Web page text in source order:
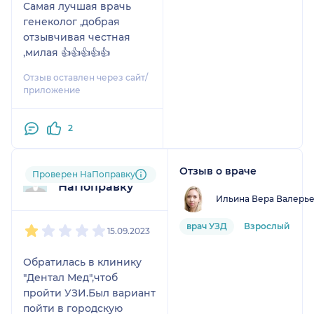
Самая лучшая врачь
генеколог ,добрая
отзывчивая честная
,милая 👍👍👍👍👍
Отзыв оставлен через сайт/
приложение
2
Пользователь
НаПоправку
Проверен НаПоправку
15.09.2023
Обратилась в клинику
"Дентал Мед",чтоб
пройти УЗИ.Был вариант
пойти в городскую
Отзыв о враче
Ильина Вера
врач УЗД Взрослый